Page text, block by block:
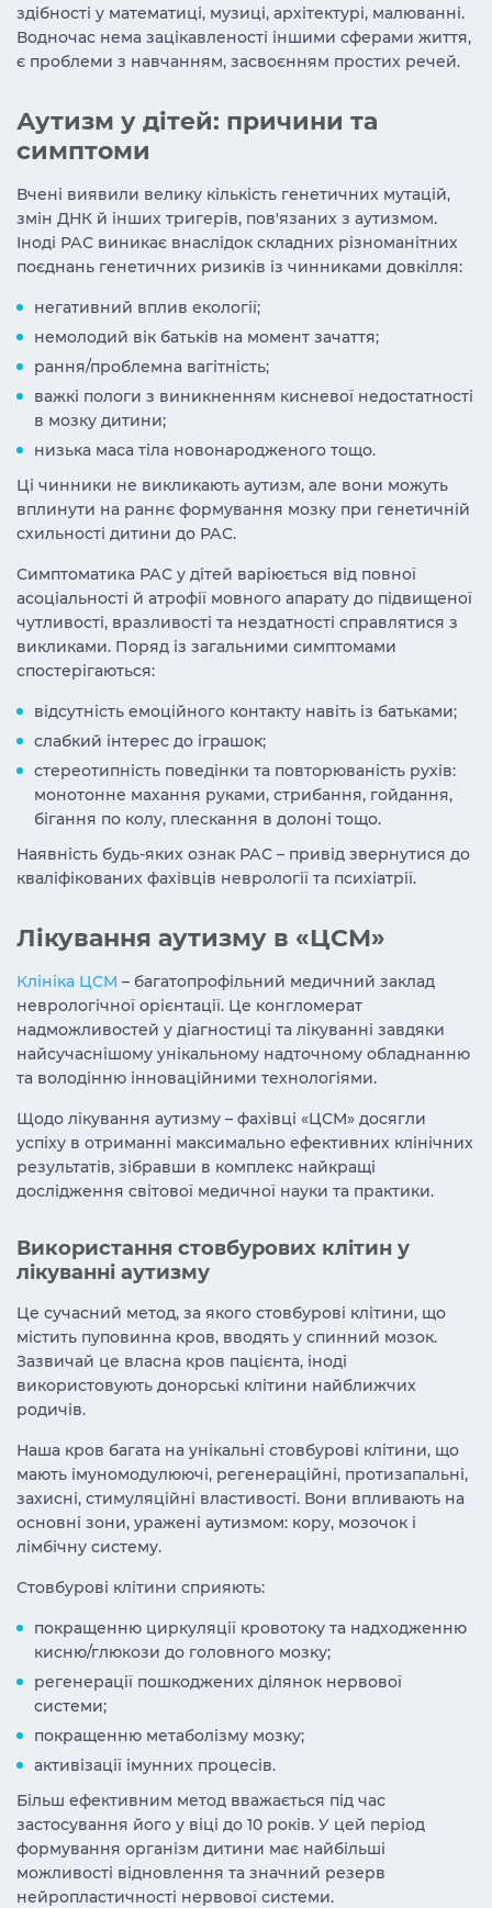
здібності у математиці, музиці, архітектурі, малюванні.
Водночас нема зацікавленості іншими сферами життя,
є проблеми з навчанням, засвоєнням простих речей.
Аутизм у дітей: причини та
симптоми
Вчені виявили велику кількість генетичних мутацій,
змін ДНК й інших тригерів, пов'язаних з аутизмом.
Іноді РАС виникає внаслідок складних різноманітних
поєднань генетичних ризиків із чинниками довкілля:
негативний вплив екології;
немолодий вік батьків на момент зачаття;
рання/проблемна вагітність;
важкі пологи з виникненням кисневої недостатності
в мозку дитини;
низька маса тіла новонародженого тощо.
Ці чинники не викликають аутизм, але вони можуть
вплинути на раннє формування мозку при генетичній
схильності дитини до РАС.
Симптоматика РАС у дітей варіюється від повної
асоціальності й атрофії мовного апарату до підвищеної
чутливості, вразливості та нездатності справлятися з
викликами. Поряд із загальними симптомами
спостерігаються:
відсутність емоційного контакту навіть із батьками;
слабкий інтерес до іграшок;
стереотипність поведінки та повторюваність рухів:
монотонне махання руками, стрибання, гойдання,
бігання по колу, плескання в долоні тощо.
Наявність будь-яких ознак РАС – привід звернутися до
кваліфікованих фахівців неврології та психіатрії.
Лікування аутизму в «ЦСМ»
Клініка ЦСМ – багатопрофільний медичний заклад
неврологічної орієнтації. Це конгломерат
надможливостей у діагностиці та лікуванні завдяки
найсучаснішому унікальному надточному обладнанню
та володінню інноваційними технологіями.
Щодо лікування аутизму – фахівці «ЦСМ» досягли
успіху в отриманні максимально ефективних клінічних
результатів, зібравши в комплекс найкращі
дослідження світової медичної науки та практики.
Використання стовбурових клітин у
лікуванні аутизму
Це сучасний метод, за якого стовбурові клітини, що
містить пуповинна кров, вводять у спинний мозок.
Зазвичай це власна кров пацієнта, іноді
використовують донорські клітини найближчих
родичів.
Наша кров багата на унікальні стовбурові клітини, що
мають імуномодулюючі, регенераційні, протизапальні,
захисні, стимуляційні властивості. Вони впливають на
основні зони, уражені аутизмом: кору, мозочок і
лімбічну систему.
Стовбурові клітини сприяють:
покращенню циркуляції кровотоку та надходженню
кисню/глюкози до головного мозку;
регенерації пошкоджених ділянок нервової
системи;
покращенню метаболізму мозку;
активізації імунних процесів.
Більш ефективним метод вважається під час
застосування його у віці до 10 років. У цей період
формування організм дитини має найбільші
можливості відновлення та значний резерв
нейропластичності нервової системи.